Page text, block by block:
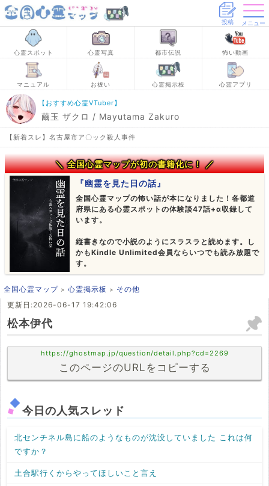
投稿 メニュー
心霊スポット 心霊写真 都市伝説 怖い動画
マニュアル お祓い 心霊掲示板 心霊アプリ
【おすすめ心霊VTuber】
繭玉 ザクロ / Mayutama Zakuro
【新着スレ】名古屋市ア〇ック殺人事件
＼ 全国心霊マップが初の書籍化に！ ／
『幽霊を見た日の話』
全国心霊マップの怖い話が本になりました！各都道
府県にある心霊スポットの体験談47話+α収録して
います。
縦書きなので小説のようにスラスラと読めます。し
かもKindle Unlimited会員ならいつでも読み放題で
す。
全国心霊マップ 心霊掲示板
その他
更新日:2026-06-17 19:42:06
松本伊代
https://ghostmap.jp/question/detail.php?cd=2269
このページのURLをコピーする
今日の人気スレッド
北センチネル島に船のようなものが沈没していました これは何
ですか？
土合駅行くからやってほしいこと言え